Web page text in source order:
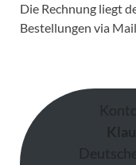
Die Rechnung liegt
Bestellungen via